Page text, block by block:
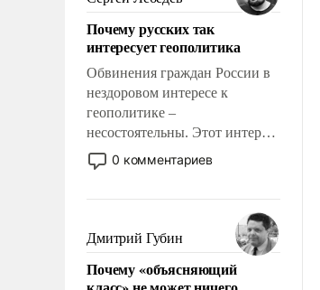
Почему русских так
интересует геополитика
Обвинения граждан России в
нездоровом интересе к
геополитике –
несостоятельны. Этот интерес
рационален и прагматичен. Он
обусловлен тысячелетним
фундаментальным знанием,
что мировая политика имеет
свойство заявляться на порог
0 комментариев
Дмитрий Губин
Почему «объясняющий